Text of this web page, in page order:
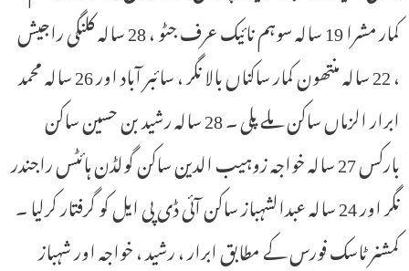
کمار مشرا 19 سالہ سوہم نائیک عرف جٹو ، 28 سالہ کلنگی راجیش
، 22 سالہ منتھون کمار ساکناں بالا نگر ، سائبر آباد اور 26 سالہ محمد
ابرار الزماں ساکن ملے پلی ۔ 28 سالہ رشید بن حسین ساکن
بارکس 27 سالہ خواجہ زوہیب الدین ساکن گولڈن ہائٹس راجندر
نگر اور 24 سالہ عبدالشہباز ساکن آئی ڈی پی ایل کو گرفتار کرلیا ۔
کمشنر ٹاسک فورس کے مطابق ابرار ، رشید ، خواجہ اور شہباز